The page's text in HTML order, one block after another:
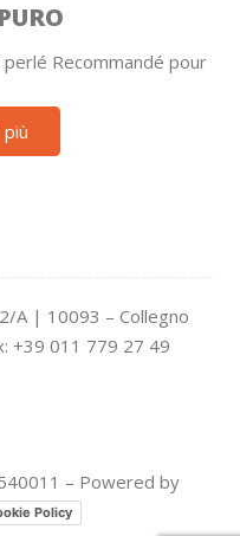
perlé Recommandé pour
A | 10093 – Collegno
+39 011 779 27 49
– Powered by
Policy